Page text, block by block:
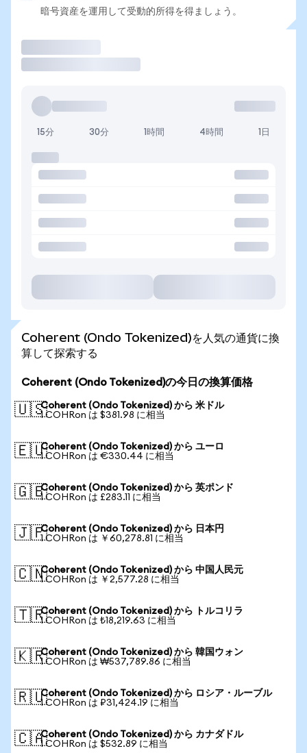
暗号資産を運用して受動的所得を得ましょう。
15分 30分 1時間 4時間 1日
Coherent (Ondo Tokenized)を人気の通貨に換
算して探索する
Coherent (Ondo Tokenized)の今日の換算価格
🇺🇸Coherent (Ondo Tokenized) から 米ドル
1 COHRon は $381.98 に相当
🇪🇺Coherent (Ondo Tokenized) から ユーロ
1 COHRon は €330.44 に相当
🇬🇧Coherent (Ondo Tokenized) から 英ポンド
1 COHRon は £283.11 に相当
🇯🇵Coherent (Ondo Tokenized) から 日本円
1 COHRon は ￥60,278.81 に相当
🇨🇳Coherent (Ondo Tokenized) から 中国人民元
1 COHRon は ￥2,577.28 に相当
🇹🇷Coherent (Ondo Tokenized) から トルコリラ
1 COHRon は ₺18,219.63 に相当
🇰🇷Coherent (Ondo Tokenized) から 韓国ウォン
1 COHRon は ₩537,789.86 に相当
🇷🇺Coherent (Ondo Tokenized) から ロシア・ルーブル
1 COHRon は ₽31,424.19 に相当
🇨🇦Coherent (Ondo Tokenized) から カナダドル
1 COHRon は $532.89 に相当